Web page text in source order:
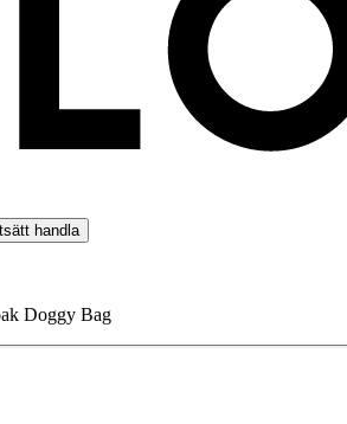
handla
Doggy Bag